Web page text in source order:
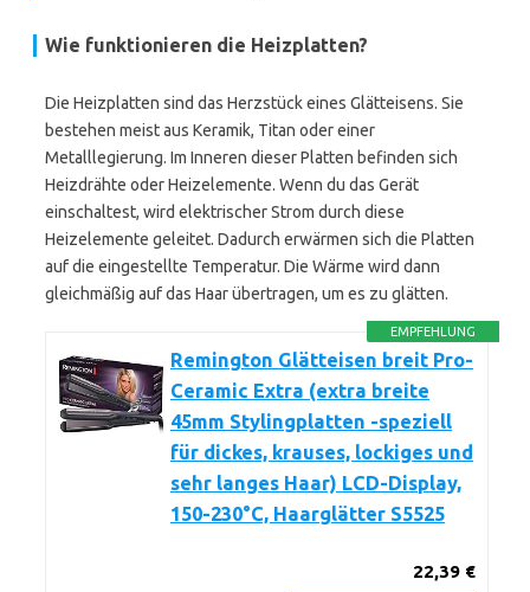
Wie funktionieren die Heizplatten?
Die Heizplatten sind das Herzstück eines Glätteisens. Sie
bestehen meist aus Keramik, Titan oder einer
Metalllegierung. Im Inneren dieser Platten befinden sich
Heizdrähte oder Heizelemente. Wenn du das Gerät
einschaltest, wird elektrischer Strom durch diese
Heizelemente geleitet. Dadurch erwärmen sich die Platten
auf die eingestellte Temperatur. Die Wärme wird dann
gleichmäßig auf das Haar übertragen, um es zu glätten.
EMPFEHLUNG
Remington Glätteisen breit Pro-
Ceramic Extra (extra breite
45mm Stylingplatten -speziell
für dickes, krauses, lockiges und
sehr langes Haar) LCD-Display,
150-230°C, Haarglätter S5525
22,39 €